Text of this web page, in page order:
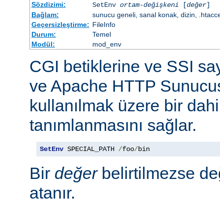
Sözdizimi:
SetEnv ortam-değişkeni [değer]
Bağlam:
sunucu geneli, sanal konak, dizin,
Geçersizleştirme: FileInfo
Durum:
Temel
Modül:
mod_env
CGI betiklerine ve SSI
ve Apache HTTP
kullanılmak üzere bir
tanımlanmasını sağlar.
SetEnv SPECIAL_PATH /foo/bin
Bir değerbelirtilmezse
atanır.